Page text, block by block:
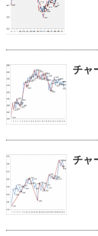
チャ
チャ